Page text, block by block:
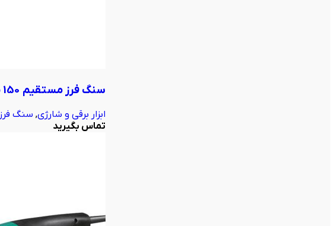
سنگ فرز مستقیم 150 میلیمتر 1020 وات DCA| کد ASS 150
ابزار برقی و شارژی, سنگ فرز
تماس بگیرید